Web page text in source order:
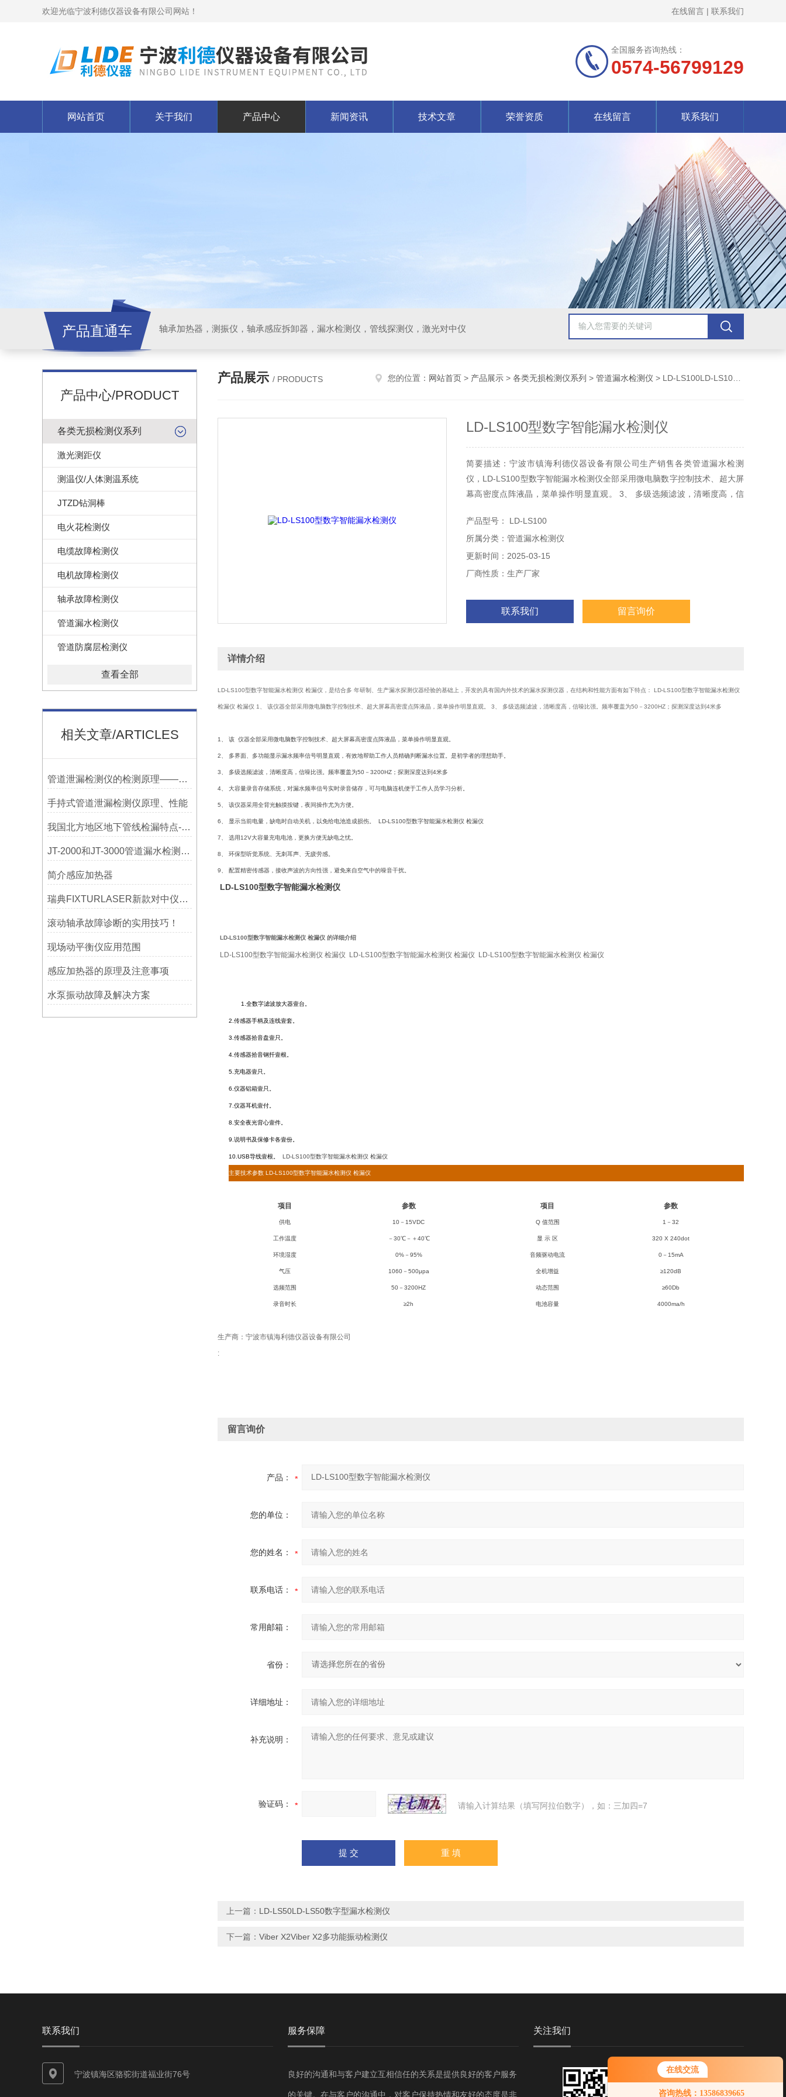
在线交流
咨询热线：13586839665
欢迎光临宁波利德仪器设备有限公司网站！ 在线留言 | 联系我们
全国服务咨询热线：
0574-56799129
网站首页 关于我们 产品中心 新闻资讯 技术文章 荣誉资质 在线留言 联系我们
产品直通车 轴承加热器，测振仪，轴承感应拆卸器，漏水检测仪，管线探测仪，激光对中仪
产品中心/PRODUCT
各类无损检测仪系列
激光测距仪
测温仪/人体测温系统
JTZD钻洞棒
电火花检测仪
电缆故障检测仪
电机故障检测仪
轴承故障检测仪
管道漏水检测仪
管道防腐层检测仪
查看全部
相关文章/ARTICLES
管道泄漏检测仪的检测原理——宁波利德
手持式管道泄漏检测仪原理、性能
我国北方地区地下管线检漏特点-宁波利德仪器
JT-2000和JT-3000管道漏水检测，检漏仪器在实测应用中的特点
简介感应加热器
瑞典FIXTURLASER新款对中仪AT200技术介绍
滚动轴承故障诊断的实用技巧！
现场动平衡仪应用范围
感应加热器的原理及注意事项
水泵振动故障及解决方案
产品展示 / PRODUCTS 您的位置： 网站首页 > 产品展示 > 各类无损检测仪系列 > 管道漏水检测仪 > LD-LS100LD-LS100型数字智能漏水检测仪
LD-LS100型数字智能漏水检测仪
简要描述：宁波市镇海利德仪器设备有限公司生产销售各类管道漏水检测
仪，LD-LS100型数字智能漏水检测仪全部采用微电脑数字控制技术、超大屏
幕高密度点阵液晶，菜单操作明显直观。 3、 多级选频滤波，清晰度高，信
产品型号： LD-LS100
所属分类：管道漏水检测仪
更新时间：2025-03-15
厂商性质：生产厂家
联系我们 留言询价
详情介绍
LD-LS100型数字智能漏水检测仪 检漏仪，是结合多 年研制、生产漏水探测仪器经验的基础上，开发的具有国内外技术的漏水探测仪器，在结构和性能方面有如下特点： LD-LS100型数字智能漏水检测仪
检漏仪 检漏仪 1、 该仪器全部采用微电脑数字控制技术、超大屏幕高密度点阵液晶，菜单操作明显直观。 3、 多级选频滤波，清晰度高，信噪比强。频率覆盖为50－3200HZ；探测深度达到4米多
1 、 该 仪器全部采用微电脑数字控制技术、超大屏幕高密度点阵液晶，菜单操作明显直观。
2、 多界面、多功能显示漏水频率信号明显直观，有效地帮助工作人员精确判断漏水位置。是初学者的理想助手。
3、 多级选频滤波，清晰度高，信噪比强。频率覆盖为50－3200HZ；探测深度达到4米多
4、 大容量录音存储系统，对漏水频率信号实时录音储存，可与电脑连机便于工作人员学习分析。
5、 该仪器采用全背光触摸按键，夜间操作尤为方便。
6、 显示当前电量，缺电时自动关机，以免给电池造成损伤。 LD-LS100型数字智能漏水检测仪 检漏仪
7、 选用12V大容量充电电池，更换方便无缺电之忧。
8、 环保型听觉系统、无刺耳声、无疲劳感。
9、 配置精密传感器，接收声波的方向性强，避免来自空气中的噪音干扰。
LD-LS100型数字智能漏水检测仪
LD-LS100型数字智能漏水检测仪 检漏仪 的详细介绍
LD-LS100型数字智能漏水检测仪 检漏仪 LD-LS100型数字智能漏水检测仪 检漏仪 LD-LS100型数字智能漏水检测仪 检漏仪
1. 全数字滤波放大器壹台。
2. 传感器手柄及连线壹套。
3. 传感器拾音盘壹只。
4. 传感器拾音钢扦壹根。
5. 充电器壹只。
6. 仪器铝箱壹只。
7. 仪器耳机壹付。
8. 安全夜光背心壹件。
9. 说明书及保修卡各壹份。
10.USB导线壹根。 LD-LS100型数字智能漏水检测仪 检漏仪
主要技术参数 LD-LS100型数字智能漏水检测仪 检漏仪
项目 参数 项目 参数
供电 10 －15VDC Q 值范围 1 －32
工作温度 －30℃－＋40℃ 显 示 区 320 X 240dot
环境湿度 0%－95% 音频驱动电流 0－15mA
气压 1060－500μpa 全机增益 ≥120dB
选频范围 50 －3200HZ 动态范围 ≥60Db
录音时长 ≥2h 电池容量 4000ma/h
生产商：宁波市镇海利德仪器设备有限公司
:
留言询价
产品：
您的单位：
您的姓名：
联系电话：
常用邮箱：
省份：
详细地址：
补充说明：
验证码： 请输入计算结果（填写阿拉伯数字），如：三加四=7
上一篇： LD-LS50LD-LS50数字型漏水检测仪
下一篇： Viber X2Viber X2多功能振动检测仪
联系我们
宁波镇海区骆驼街道福业街76号
服务保障
良好的沟通和与客户建立互相信任的关系是提供良好的客户服务
的关键。在与客户的沟通中，对客户保持热情和友好的态度是非
关注我们